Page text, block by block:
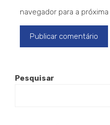
navegador para a
Pesquisar